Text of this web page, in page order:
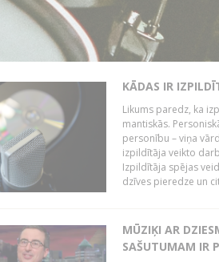
KĀDAS IR
Likums paredz, ka
mantiskās.
personību – viņa
izpildītāja veikto
Izpildītāja spējas
dzīves pieredze un
MŪZIĶI AR
SAŠUTUMAM IR